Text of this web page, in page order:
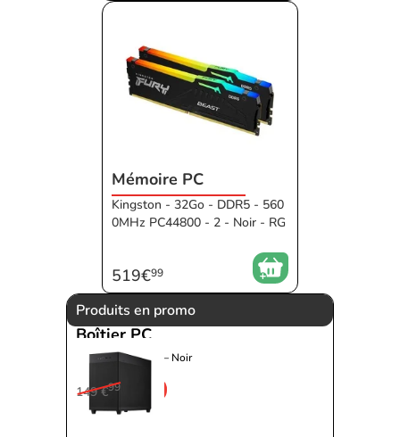
Produits en promo
Boîtier PC
Asus - AP201 TG – Noir
149 €99
84€
Mémoire PC
Kingston - 32Go - DDR5 - 560
0MHz PC44800 - 2 - Noir - RG
519€99